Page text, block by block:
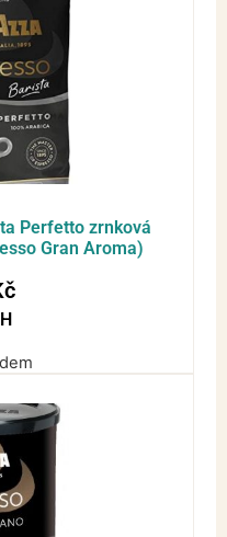
Perfetto zrnková
Gran Aroma)